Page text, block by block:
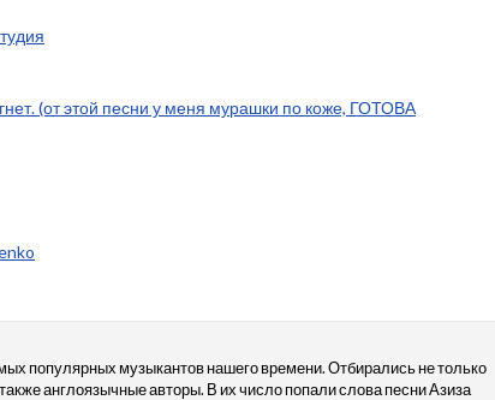
(от этой песни у меня мурашки по коже, ГОТОВА
популярных музыкантов нашего времени. Отбирались не только
англоязычные авторы. В их число попали слова песни Азиза